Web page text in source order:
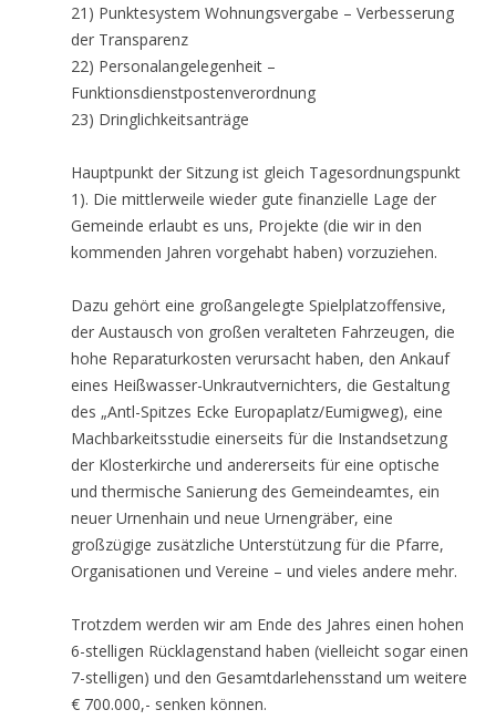
21) Punktesystem Wohnungsvergabe – Verbesserung
der Transparenz
22) Personalangelegenheit –
Funktionsdienstpostenverordnung
23) Dringlichkeitsanträge
Hauptpunkt der Sitzung ist gleich Tagesordnungspunkt
1). Die mittlerweile wieder gute finanzielle Lage der
Gemeinde erlaubt es uns, Projekte (die wir in den
kommenden Jahren vorgehabt haben) vorzuziehen.
Dazu gehört eine großangelegte Spielplatzoffensive,
der Austausch von großen veralteten Fahrzeugen, die
hohe Reparaturkosten verursacht haben, den Ankauf
eines Heißwasser-Unkrautvernichters, die Gestaltung
des „Antl-Spitzes Ecke Europaplatz/Eumigweg), eine
Machbarkeitsstudie einerseits für die Instandsetzung
der Klosterkirche und andererseits für eine optische
und thermische Sanierung des Gemeindeamtes, ein
neuer Urnenhain und neue Urnengräber, eine
großzügige zusätzliche Unterstützung für die Pfarre,
Organisationen und Vereine – und vieles andere mehr.
Trotzdem werden wir am Ende des Jahres einen hohen
6-stelligen Rücklagenstand haben (vielleicht sogar einen
7-stelligen) und den Gesamtdarlehensstand um weitere
€ 700.000,- senken können.